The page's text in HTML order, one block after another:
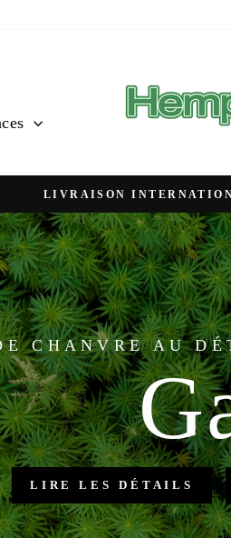
LIVRAISON
ÊTRE
+ CBG TOUTES